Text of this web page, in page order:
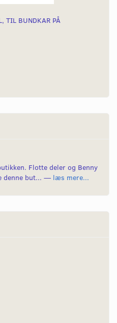
TIL BUNDKAR PÅ
Flotte deler og Benny
denne but... — læs mere...